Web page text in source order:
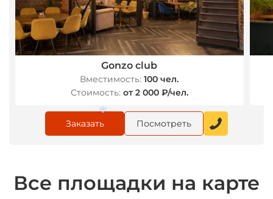
Gonzo club
Вместимость: 100 чел.
Стоимость: от 2 000 ₽/чел.
Заказать Посмотреть
Все площадки на карте